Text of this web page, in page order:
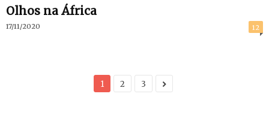
Olhos na África
17/11/2020 12
1 2 3